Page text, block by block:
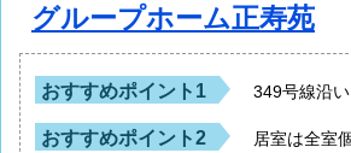
グループホーム正寿苑
おすすめポイント1 349号線沿
おすすめポイント2 居室は全室